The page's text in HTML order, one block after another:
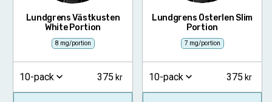
Lundgrens Västkusten
White Portion
8 mg/portion
10-pack 375
Lundgrens Österlen Slim
Portion
7 mg/portion
10-pack 375